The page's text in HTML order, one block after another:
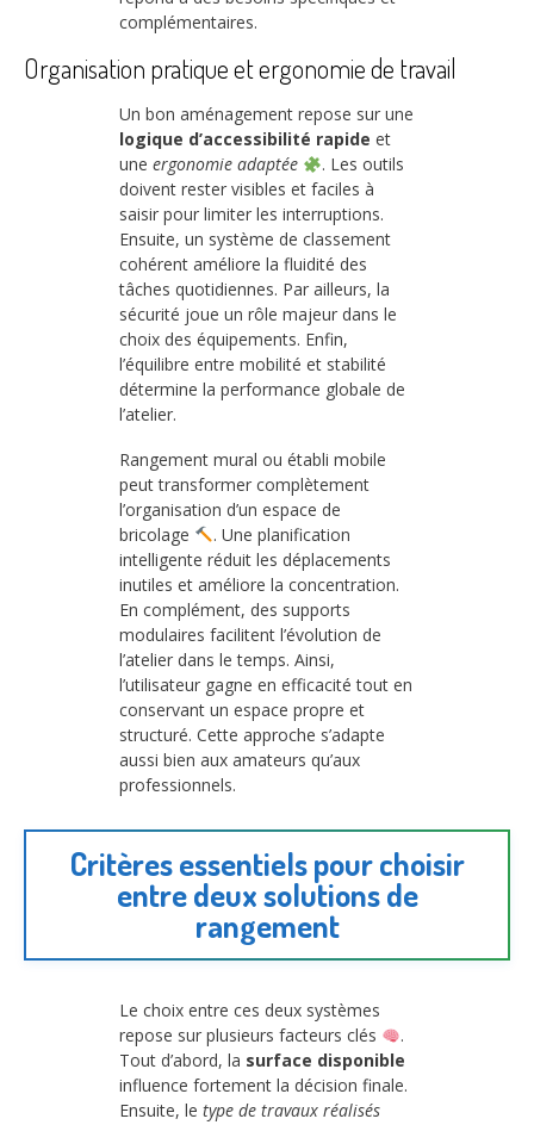
complémentaires.
Organisation pratique et ergonomie de travail
Un bon aménagement repose sur une
logique d’accessibilité rapide et
une ergonomie adaptée
. Les outils
doivent rester visibles et faciles à
saisir pour limiter les interruptions.
Ensuite, un système de classement
cohérent améliore la fluidité des
tâches quotidiennes. Par ailleurs, la
sécurité joue un rôle majeur dans le
choix des équipements. Enfin,
l’équilibre entre mobilité et stabilité
détermine la performance globale de
l’atelier.
Rangement mural ou établi mobile
peut transformer complètement
l’organisation d’un espace de
bricolage
. Une planification
intelligente réduit les déplacements
inutiles et améliore la concentration.
En complément, des supports
modulaires facilitent l’évolution de
l’atelier dans le temps. Ainsi,
l’utilisateur gagne en efficacité tout en
conservant un espace propre et
structuré. Cette approche s’adapte
aussi bien aux amateurs qu’aux
professionnels.
Critères essentiels pour choisir
entre deux solutions de
rangement
Le choix entre ces deux systèmes
repose sur plusieurs facteurs clés
.
Tout d’abord, la surface disponible
influence fortement la décision finale.
Ensuite, le type de travaux réalisés